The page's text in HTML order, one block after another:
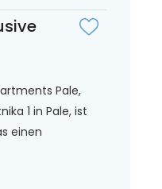
Pale,
1 in Pale, ist
einen